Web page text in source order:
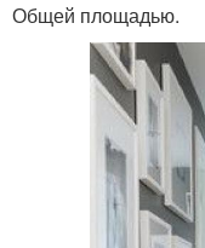
Общей площадью.